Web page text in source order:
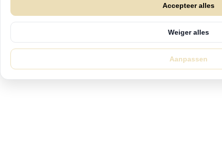
Accepteer alles
Weiger alles
Aanpassen